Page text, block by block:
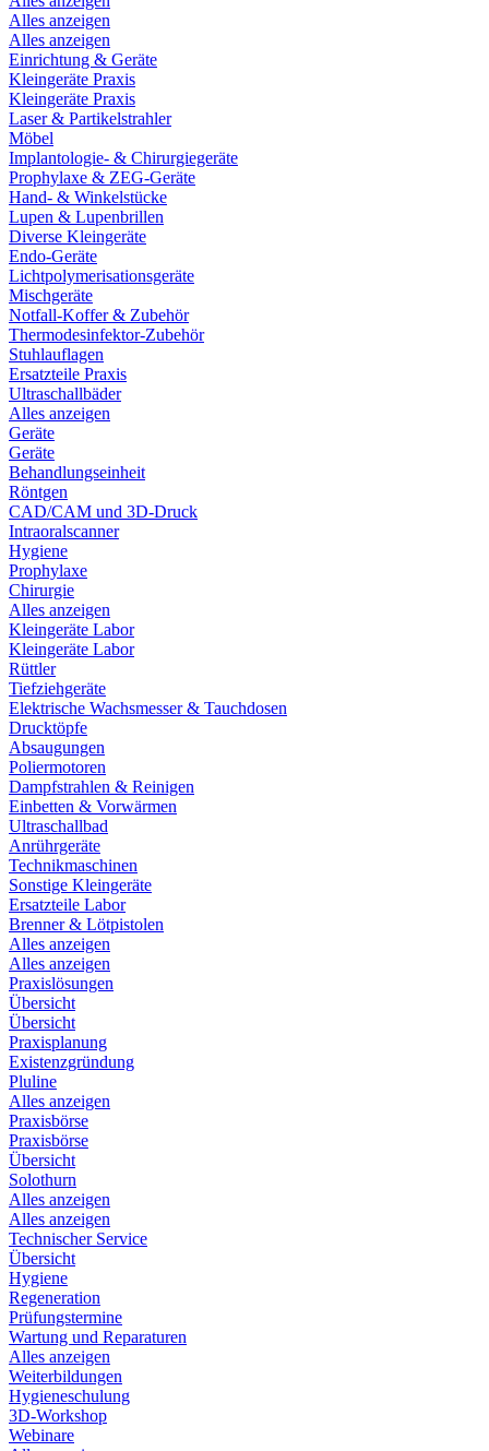
Alles anzeigen
Alles anzeigen
Einrichtung & Geräte
Kleingeräte Praxis
Kleingeräte Praxis
Laser & Partikelstrahler
Möbel
Implantologie- & Chirurgiegeräte
Prophylaxe & ZEG-Geräte
Hand- & Winkelstücke
Lupen & Lupenbrillen
Diverse Kleingeräte
Endo-Geräte
Lichtpolymerisationsgeräte
Mischgeräte
Notfall-Koffer & Zubehör
Thermodesinfektor-Zubehör
Stuhlauflagen
Ersatzteile Praxis
Ultraschallbäder
Alles anzeigen
Geräte
Geräte
Behandlungseinheit
Röntgen
CAD/CAM und 3D-Druck
Intraoralscanner
Hygiene
Prophylaxe
Chirurgie
Alles anzeigen
Kleingeräte Labor
Kleingeräte Labor
Rüttler
Tiefziehgeräte
Elektrische Wachsmesser & Tauchdosen
Drucktöpfe
Absaugungen
Poliermotoren
Dampfstrahlen & Reinigen
Einbetten & Vorwärmen
Ultraschallbad
Anrührgeräte
Technikmaschinen
Sonstige Kleingeräte
Ersatzteile Labor
Brenner & Lötpistolen
Alles anzeigen
Alles anzeigen
Praxislösungen
Übersicht
Übersicht
Praxisplanung
Existenzgründung
Pluline
Alles anzeigen
Praxisbörse
Praxisbörse
Übersicht
Solothurn
Alles anzeigen
Alles anzeigen
Technischer Service
Übersicht
Hygiene
Regeneration
Prüfungstermine
Wartung und Reparaturen
Alles anzeigen
Weiterbildungen
Hygieneschulung
3D-Workshop
Webinare